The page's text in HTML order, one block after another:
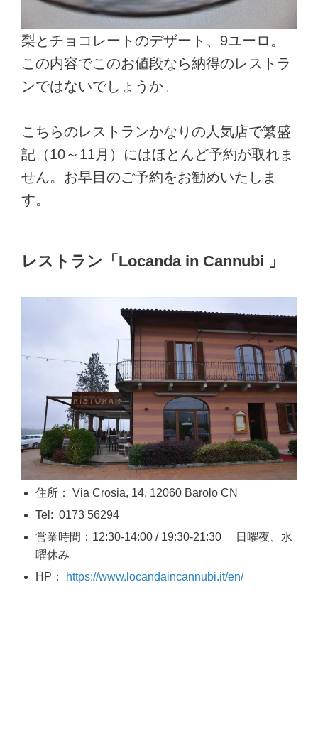
梨とチョコレートのデザート、9ユーロ。
この内容でこのお値段なら納得のレストラ
ンではないでしょうか。
こちらのレストランかなりの人気店で繁盛
記（10～11月）にはほとんど予約が取れま
せん。お早目のご予約をお勧めいたしま
す。
レストラン「Locanda in Cannubi 」
住所： Via Crosia, 14, 12060 Barolo CN
Tel: 0173 56294
営業時間：12:30-14:00 / 19:30-21:30 日曜夜、水
曜休み
HP：
https://www.locandaincannubi.it/en/